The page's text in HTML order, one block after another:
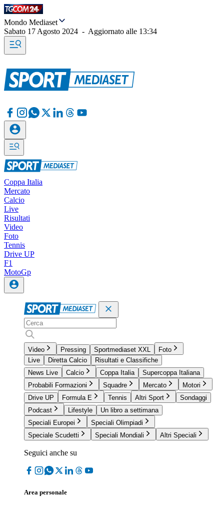
Mondo Mediaset
Sabato 17 Agosto 2024 - Aggiornato alle 13:34
Coppa Italia
Mercato
Calcio
Live
Risultati
Video
Foto
Tennis
Drive UP
F1
MotoGp
Video Pressing Sportmediaset XXL
Foto
Live
Diretta Calcio
Risultati e Classifiche
News Live
Calcio Coppa Italia
Supercoppa Italiana
Probabili Formazioni
Squadre Mercato
Motori
Drive UP
Formula E Tennis Altri Sport
Sondaggi
Podcast
Lifestyle
Un libro a settimana
Speciali Europei
Speciali Olimpiadi
Speciale Scudetti
Speciali Mondiali Altri Speciali
Seguici anche su
Area personale